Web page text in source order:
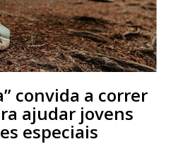
convida a correr
ajudar jovens
especiais